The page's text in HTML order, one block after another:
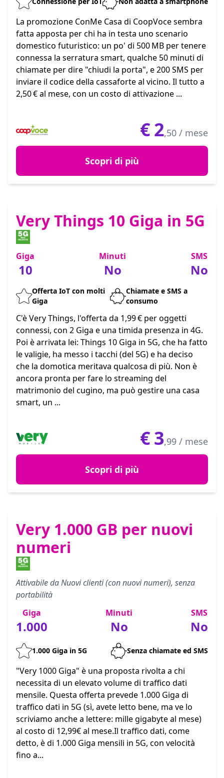
La promozione ConMe Casa di CoopVoce sembra
fatta apposta per chi ha in testa uno scenario
domestico futuristico: un po' di 500 MB per tenere
connessa la serratura smart, qualche 50 minuti di
chiamate per dire "chiudi la porta", e 200 SMS per
inviare il codice della cassaforte al vicino. Il tutto a
2,50 € al mese, con un costo di attivazione ...
€2,50 / mese
Scopri di più
Very Things 10 Giga in 5G
Giga
10
Minuti
No
SMS
No
Offerta IoT con molti
Giga
Chiamate e SMS a
consumo
C'è Very Things, l'offerta da 1,99 € per oggetti
connessi, con 2 Giga e una timida presenza in 4G.
Poi è arrivata lei: Things 10 Giga in 5G, che ha fatto
le valigie, ha messo i tacchi (del 5G) e ha deciso
che la domotica meritava qualcosa di più. Non è
ancora pronta per fare lo streaming del
matrimonio del cugino, ma può gestire una casa
smart, un ...
€3,99 / mese
Scopri di più
Very 1.000 GB per nuovi
numeri
Attivabile da Nuovi clienti (con nuovi numeri), senza
portabilità
Giga
1.000
Minuti
No
SMS
No
1.000 Giga in 5G Senza chiamate ed SMS
"Very 1000 Giga" è una proposta rivolta a chi
necessita di un elevato volume di traffico dati
mensile. Questa offerta prevede 1.000 Giga di
traffico dati in 5G (sì, avete letto bene, ma ve lo
scriviamo anche a lettere: mille gigabyte al mese)
al costo di 12,99€ al mese.Il traffico dati, come
detto, è di 1.000 Giga mensili in 5G, con velocità
fino a...